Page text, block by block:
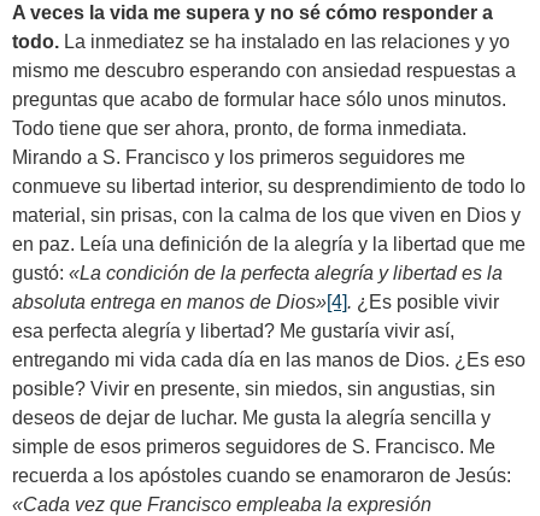
A veces la vida me supera y no sé cómo responder a
todo. La inmediatez se ha instalado en las relaciones y yo
mismo me descubro esperando con ansiedad respuestas a
preguntas que acabo de formular hace sólo unos minutos.
Todo tiene que ser ahora, pronto, de forma inmediata.
Mirando a S. Francisco y los primeros seguidores me
conmueve su libertad interior, su desprendimiento de todo lo
material, sin prisas, con la calma de los que viven en Dios y
en paz. Leía una definición de la alegría y la libertad que me
gustó: «La condición de la perfecta alegría y libertad es la
absoluta entrega en manos de Dios»[4]. ¿Es posible vivir
esa perfecta alegría y libertad? Me gustaría vivir así,
entregando mi vida cada día en las manos de Dios. ¿Es eso
posible? Vivir en presente, sin miedos, sin angustias, sin
deseos de dejar de luchar. Me gusta la alegría sencilla y
simple de esos primeros seguidores de S. Francisco. Me
recuerda a los apóstoles cuando se enamoraron de Jesús:
«Cada vez que Francisco empleaba la expresión